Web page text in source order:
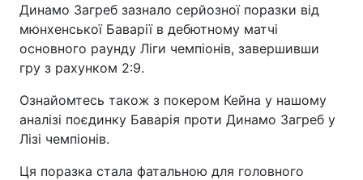
Динамо Загреб зазнало серйозної поразки від
мюнхенської Баварії в дебютному матчі
основного раунду Ліги чемпіонів, завершивши
гру з рахунком 2:9.
Ознайомтесь також з покером Кейна у нашому
аналізі поєдинку Баварія проти Динамо Загреб у
Лізі чемпіонів.
Ця поразка стала фатальною для головного